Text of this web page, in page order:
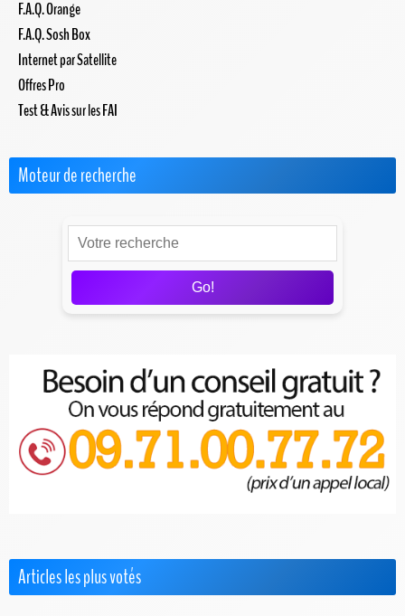
F.A.Q. Orange
F.A.Q. Sosh Box
Internet par Satellite
Offres Pro
Test & Avis sur les FAI
Moteur de recherche
Go!
Articles les plus votés